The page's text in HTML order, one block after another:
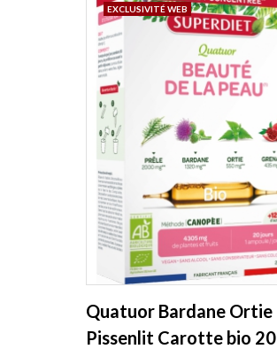
Quatuor Bardane Ortie
Pissenlit Carotte bio 20
EXCLUSIVITÉ WEB